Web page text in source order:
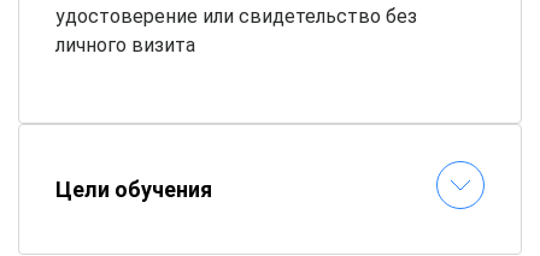
удостоверение или свидетельство без
личного визита
– все пособия
доступны онлайн
Цели обучения